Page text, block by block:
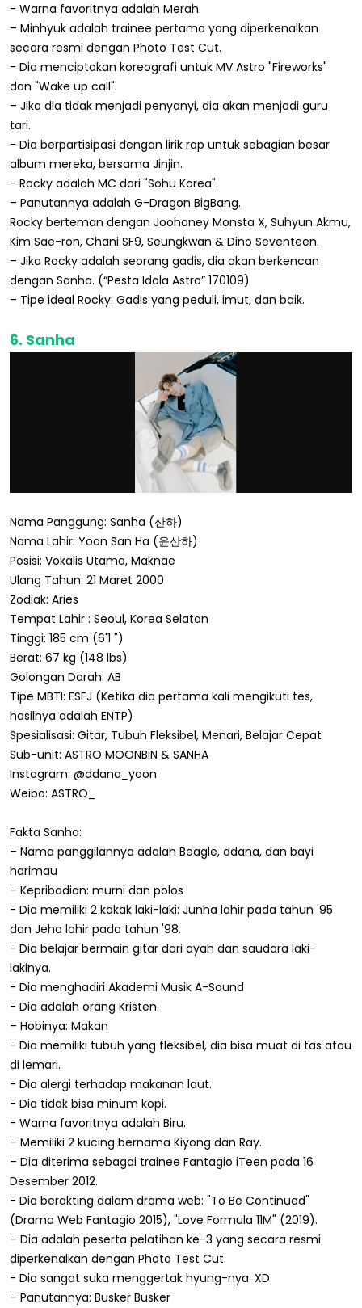
- Warna favoritnya adalah Merah.
– Minhyuk adalah trainee pertama yang diperkenalkan
secara resmi dengan Photo Test Cut.
- Dia menciptakan koreografi untuk MV Astro "Fireworks"
dan "Wake up call".
– Jika dia tidak menjadi penyanyi, dia akan menjadi guru
tari.
- Dia berpartisipasi dengan lirik rap untuk sebagian besar
album mereka, bersama Jinjin.
- Rocky adalah MC dari "Sohu Korea".
– Panutannya adalah G-Dragon BigBang.
Rocky berteman dengan Joohoney Monsta X, Suhyun Akmu,
Kim Sae-ron, Chani SF9, Seungkwan & Dino Seventeen.
– Jika Rocky adalah seorang gadis, dia akan berkencan
dengan Sanha. (“Pesta Idola Astro” 170109)
– Tipe ideal Rocky: Gadis yang peduli, imut, dan baik.
6. Sanha
Nama Panggung: Sanha (산하)
Nama Lahir: Yoon San Ha (윤산하)
Posisi: Vokalis Utama, Maknae
Ulang Tahun: 21 Maret 2000
Zodiak: Aries
Tempat Lahir : Seoul, Korea Selatan
Tinggi: 185 cm (6'1 ")
Berat: 67 kg (148 lbs)
Golongan Darah: AB
Tipe MBTI: ESFJ (Ketika dia pertama kali mengikuti tes,
hasilnya adalah ENTP)
Spesialisasi: Gitar, Tubuh Fleksibel, Menari, Belajar Cepat
Sub-unit: ASTRO MOONBIN & SANHA
Instagram: @ddana_yoon
Weibo: ASTRO_
Fakta Sanha:
– Nama panggilannya adalah Beagle, ddana, dan bayi
harimau
– Kepribadian: murni dan polos
- Dia memiliki 2 kakak laki-laki: Junha lahir pada tahun '95
dan Jeha lahir pada tahun '98.
- Dia belajar bermain gitar dari ayah dan saudara laki-
lakinya.
- Dia menghadiri Akademi Musik A-Sound
- Dia adalah orang Kristen.
– Hobinya: Makan
- Dia memiliki tubuh yang fleksibel, dia bisa muat di tas atau
di lemari.
- Dia alergi terhadap makanan laut.
- Dia tidak bisa minum kopi.
- Warna favoritnya adalah Biru.
– Memiliki 2 kucing bernama Kiyong dan Ray.
– Dia diterima sebagai trainee Fantagio iTeen pada 16
Desember 2012.
- Dia berakting dalam drama web: "To Be Continued"
(Drama Web Fantagio 2015), "Love Formula 11M" (2019).
– Dia adalah peserta pelatihan ke-3 yang secara resmi
diperkenalkan dengan Photo Test Cut.
- Dia sangat suka menggertak hyung-nya. XD
– Panutannya: Busker Busker